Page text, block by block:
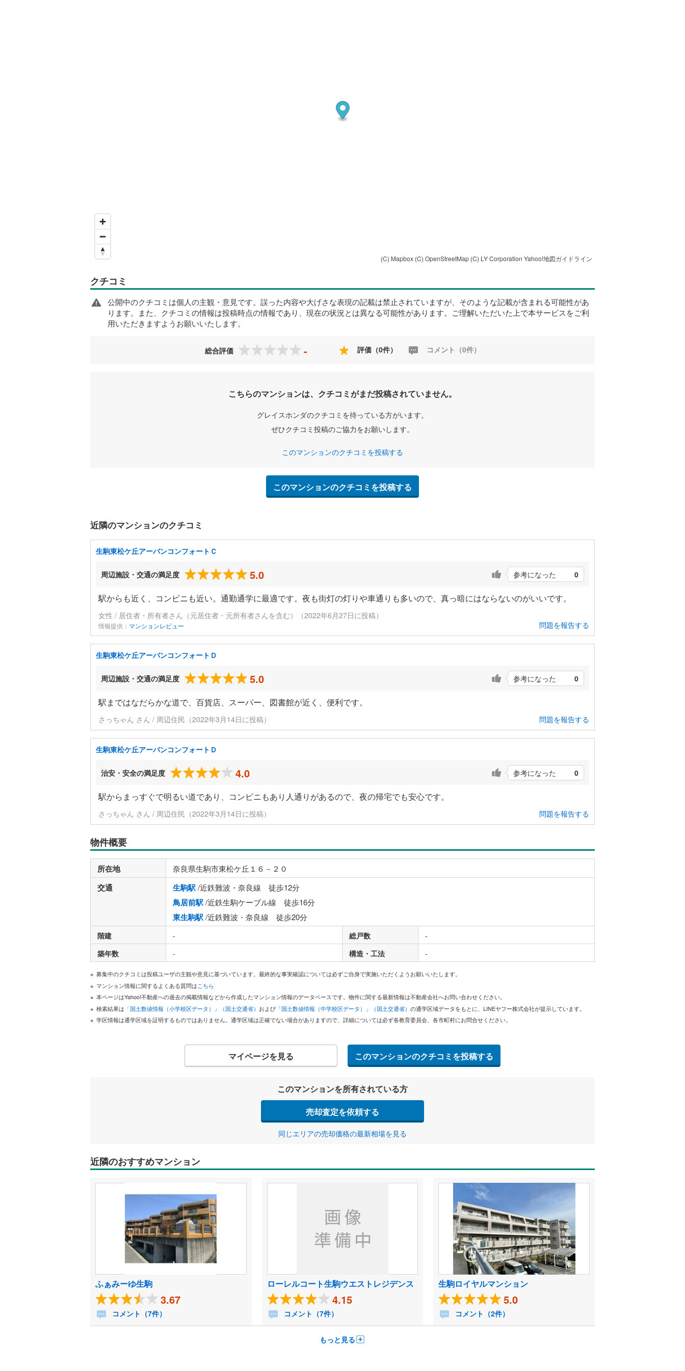
(C) Mapbox (C) OpenStreetMap (C) LY Corporation Yahoo!地図ガイドライン
クチコミ
公開中のクチコミは個人の主観・意見です。誤った内容や大げさな表現の記載は禁止されていますが、そのような記載が含まれる可能性があ
ります。また、クチコミの情報は投稿時点の情報であり、現在の状況とは異なる可能性があります。ご理解いただいた上で本サービスをご利
用いただきますようお願いいたします。
総合評価 - 評価（0件） コメント（0件）
こちらのマンションは、クチコミがまだ投稿されていません。
グレイスホンダのクチコミを待っている方がいます。
ぜひクチコミ投稿のご協力をお願いします。
このマンションのクチコミを投稿する
このマンションのクチコミを投稿する
近隣のマンションのクチコミ
生駒東松ケ丘アーバンコンフォートＣ
周辺施設・交通の満足度 5.0 参考になった 0
駅からも近く、コンビニも近い。通勤通学に最適です。夜も街灯の灯りや車通りも多いので、真っ暗にはならないのがいいです。
女性 / 居住者・所有者さん（元居住者・元所有者さんを含む）（2022年6月27日に投稿）
情報提供： マンションレビュー 問題を報告する
生駒東松ケ丘アーバンコンフォートＤ
周辺施設・交通の満足度 5.0 参考になった 0
駅まではなだらかな道で、百貨店、スーパー、図書館が近く、便利です。
さっちゃん さん / 周辺住民（2022年3月14日に投稿） 問題を報告する
生駒東松ケ丘アーバンコンフォートＤ
治安・安全の満足度 4.0 参考になった 0
駅からまっすぐで明るい道であり、コンビニもあり人通りがあるので、夜の帰宅でも安心です。
さっちゃん さん / 周辺住民（2022年3月14日に投稿） 問題を報告する
物件概要
所在地 奈良県生駒市東松ケ丘１６－２０
交通 生駒駅/近鉄難波・奈良線 徒歩12分
鳥居前駅/近鉄生駒ケーブル線 徒歩16分
東生駒駅/近鉄難波・奈良線 徒歩20分
階建 - 総戸数
-
築年数
- 構造・工法 -
募集中のクチコミは投稿ユーザの主観や意見に基づいています。最終的な事実確認については必ずご自身で実施いただくようお願いいたします。
マンション情報に関するよくある質問はこちら
本ページはYahoo!不動産への過去の掲載情報などから作成したマンション情報のデータベースです。物件に関する最新情報は不動産会社へお問い合わせください。
検索結果は 「国土数値情報（小学校区データ）」（国土交通省） および 「国土数値情報（中学校区データ）」（国土交通省） の通学区域データをもとに、LINEヤフー株式会社が提示しています。
学区情報は通学区域を証明するものではありません。通学区域は正確でない場合がありますので、詳細については必ず各教育委員会、各市町村にお問合せください。
マイページを見る このマンションのクチコミを投稿する
このマンションを所有されている方
売却査定を依頼する
同じエリアの売却価格の最新相場を見る
近隣のおすすめマンション
ふぁみーゆ生駒
3.67
コメント（7件）
ローレルコート生駒ウエストレジデンス
4.15
コメント（7件）
生駒ロイヤルマンション
5.0
コメント（2件）
もっと見る